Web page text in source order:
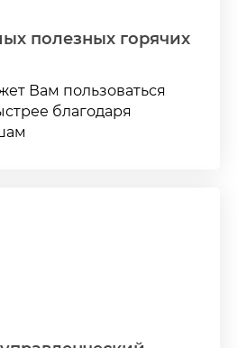
полезных горячих
Вам пользоваться
благодаря